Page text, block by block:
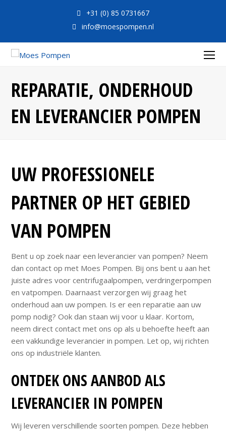
+31 (0) 85 0731667
info@moespompen.nl
REPARATIE, ONDERHOUD
EN LEVERANCIER POMPEN
UW PROFESSIONELE
PARTNER OP HET GEBIED
VAN POMPEN
Bent u op zoek naar een leverancier van pompen? Neem
dan contact op met Moes Pompen. Bij ons bent u aan het
juiste adres voor centrifugaalpompen, verdringerpompen
en vatpompen. Daarnaast verzorgen wij graag het
onderhoud aan uw pompen. Is er een reparatie aan uw
pomp nodig? Ook dan staan wij voor u klaar. Kortom,
neem direct contact met ons op als u behoefte heeft aan
een vakkundige leverancier in pompen. Let op, wij richten
ons op industriële klanten.
ONTDEK ONS AANBOD ALS
LEVERANCIER IN POMPEN
Wij leveren verschillende soorten pompen. Deze hebben